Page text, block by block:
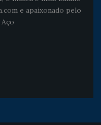
e apaixonado pelo